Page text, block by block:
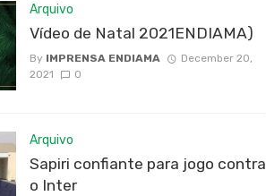
Arquivo
Vídeo de Natal 2021ENDIAMA)
By IMPRENSA ENDIAMA
December 20,
2021
0
Arquivo
Sapiri confiante para jogo contra
o Inter